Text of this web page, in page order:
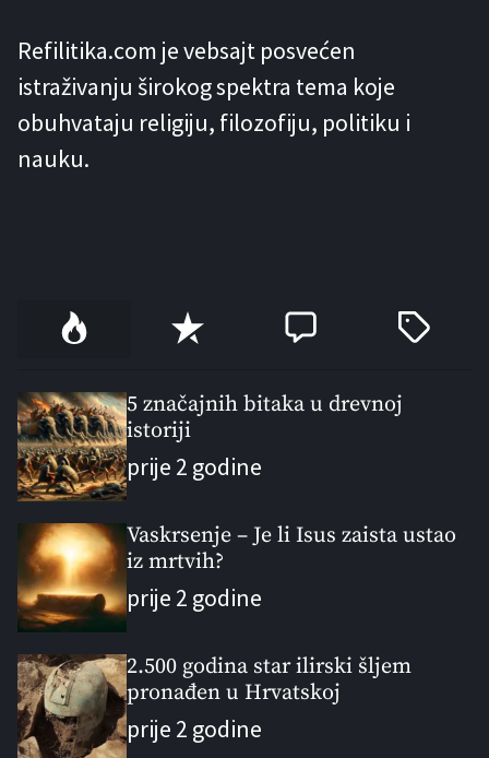
Refilitika.com je vebsajt posvećen
istraživanju širokog spektra tema koje
obuhvataju religiju, filozofiju, politiku i
nauku.
P
o
u
l
a
r
R
e
e
n
t
C
o
m
T
a
g
5 značajnih bitaka u drevnoj
istoriji
prije 2 godine
Vaskrsenje – Je li Isus zaista ustao
iz mrtvih?
prije 2 godine
2.500 godina star ilirski šljem
pronađen u Hrvatskoj
prije 2 godine